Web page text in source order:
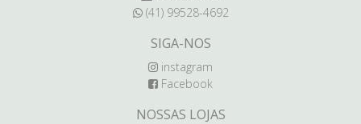
(41) 99528-4692
SIGA-NOS
instagram
Facebook
NOSSAS LOJAS